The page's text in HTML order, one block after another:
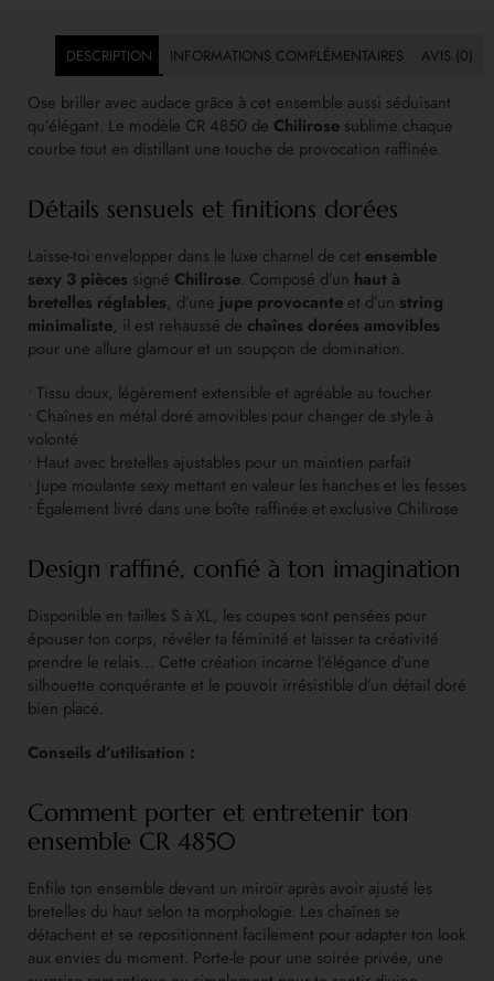
DESCRIPTION INFORMATIONS COMPLÉMENTAIRES AVIS (0)
Ose briller avec audace grâce à cet ensemble aussi séduisant
qu’élégant. Le modèle CR 4850 de Chilirose sublime chaque
courbe tout en distillant une touche de provocation raffinée.
Détails sensuels et finitions dorées
Laisse-toi envelopper dans le luxe charnel de cet ensemble
sexy 3 pièces signé Chilirose. Composé d’un haut à
bretelles réglables, d’une jupe provocante et d’un string
minimaliste, il est rehaussé de chaînes dorées amovibles
pour une allure glamour et un soupçon de domination.
• Tissu doux, légèrement extensible et agréable au toucher
• Chaînes en métal doré amovibles pour changer de style à
volonté
• Haut avec bretelles ajustables pour un maintien parfait
• Jupe moulante sexy mettant en valeur les hanches et les fesses
• Également livré dans une boîte raffinée et exclusive Chilirose
Design raffiné, confié à ton imagination
Disponible en tailles S à XL, les coupes sont pensées pour
épouser ton corps, révéler ta féminité et laisser ta créativité
prendre le relais… Cette création incarne l’élégance d’une
silhouette conquérante et le pouvoir irrésistible d’un détail doré
bien placé.
Conseils d’utilisation :
Comment porter et entretenir ton
ensemble CR 4850
Enfile ton ensemble devant un miroir après avoir ajusté les
bretelles du haut selon ta morphologie. Les chaînes se
détachent et se repositionnent facilement pour adapter ton look
aux envies du moment. Porte-le pour une soirée privée, une